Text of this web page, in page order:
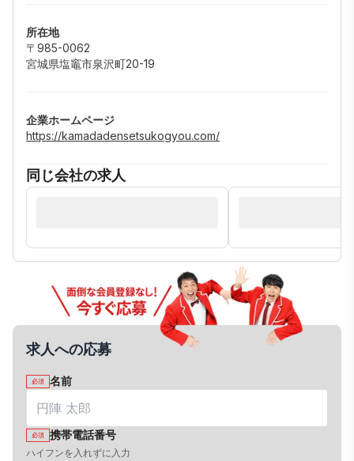
所在地
〒985-0062
宮城県塩竈市泉沢町20-19
企業ホームページ
https://kamadadensetsukogyou.com/
同じ会社の求人
求人への応募
必須 名前
必須 携帯電話番号
ハイフンを入れずに入力